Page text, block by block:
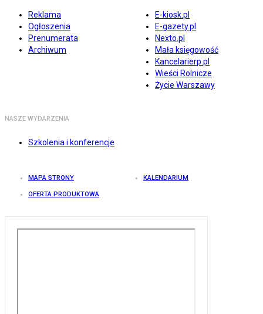
Reklama
Ogłoszenia
Prenumerata
Archiwum
E-kiosk.pl
E-gazety.pl
Nexto.pl
Mała księgowość
Kancelarierp.pl
Wieści Rolnicze
Życie Warszawy
NASZE WYDARZENIA
Szkolenia i konferencje
MAPA STRONY KALENDARIUM
OFERTA PRODUKTOWA